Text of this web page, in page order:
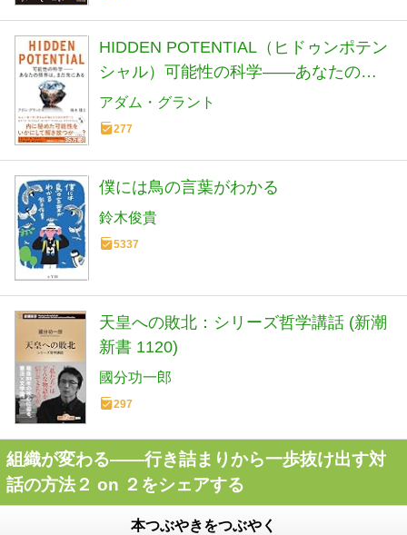
HIDDEN POTENTIAL（ヒドゥンポテン
シャル）可能性の科学――あなたの限
界は、まだ先にある (単行本)
アダム・グラント
277
僕には鳥の言葉がわかる
鈴木俊貴
5337
天皇への敗北：シリーズ哲学講話 (新潮
新書 1120)
國分功一郎
297
組織が変わる――行き詰まりから一歩抜け出す対
話の方法２ on ２をシェアする
本つぶやきをつぶやく